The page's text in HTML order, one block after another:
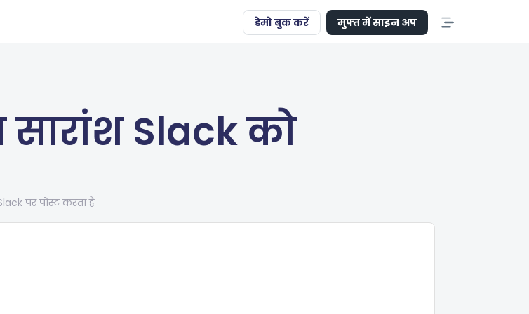
डेमो बुक करें मुफ्त में साइन अप
सारांश Slack को
पर पोस्ट करता है